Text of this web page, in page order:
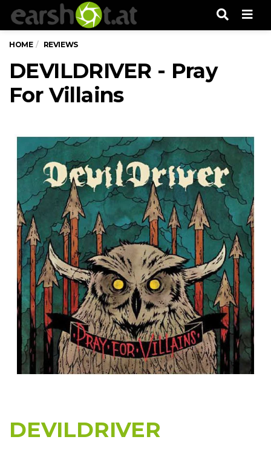
HOME REVIEWS
DEVILDRIVER - Pray
For Villains
DEVILDRIVER